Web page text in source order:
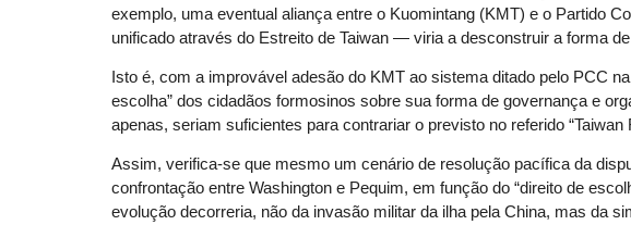
exemplo, uma eventual aliança entre o Kuomintang (KMT) e o Partido
unificado através do Estreito de Taiwan — viria a desconstruir a forma
Isto é, com a improvável adesão do KMT ao sistema ditado pelo PCC
escolha” dos cidadãos formosinos sobre sua forma de governança e
apenas, seriam suficientes para contrariar o previsto no referido “Taiwan
Assim, verifica-se que mesmo um cenário de resolução pacífica da
confrontação entre Washington e Pequim, em função do “direito de
evolução decorreria, não da invasão militar da ilha pela China, mas da